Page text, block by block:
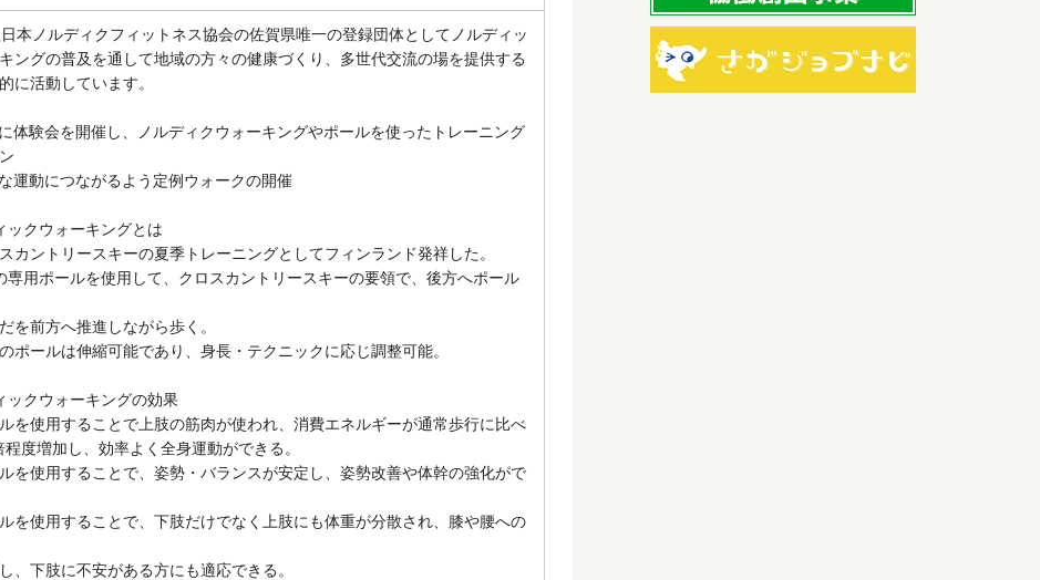
本ノルディクフィットネス協会の佐賀県唯一の登録団体としてノルディッ
ングの普及を通して地域の方々の健康づくり、多世代交流の場を提供する
に活動しています。
体験会を開催し、ノルディクウォーキングやポールを使ったトレーニング
運動につながるよう定例ウォークの開催
ックウォーキングとは
カントリースキーの夏季トレーニングとしてフィンランド発祥した。
用ポールを使用して、クロスカントリースキーの要領で、後方へポール
前方へ推進しながら歩く。
ポールは伸縮可能であり、身長・テクニックに応じ調整可能。
ックウォーキングの効果
を使用することで上肢の筋肉が使われ、消費エネルギーが通常歩行に比べ
増加し、効率よく全身運動ができる。
を使用することで、姿勢・バランスが安定し、姿勢改善や体幹の強化がで
を使用することで、下肢だけでなく上肢にも体重が分散され、膝や腰への
下肢に不安がある方にも適応できる。